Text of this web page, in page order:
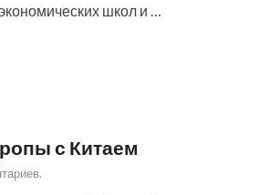
школ и …
с Китаем